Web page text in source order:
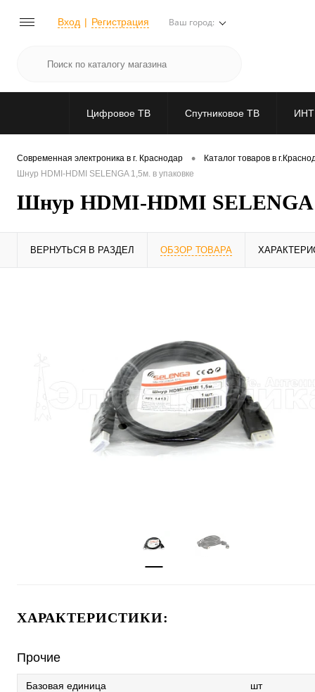
Вход Регистрация Ваш город:
Цифровое ТВ Спутниковое ТВ
Современная электроника в г. Краснодар •
Каталог товаров в
Шнур HDMI-HDMI SELENGA 1,5м. в упаковке
Шнур HDMI-HDMI SELENGA
ВЕРНУТЬСЯ В РАЗДЕЛ ОБЗОР ТОВАРА
ХАРАКТЕРИСТИКИ:
Прочие
Базовая единица шт